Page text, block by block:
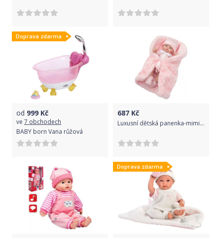
Doprava zdarma
od 999 Kč
ve 7 obchodech
BABY born Vana růžová
687 Kč
Luxusní dětská panenka-miminko Berbesa Anička 28cm, Růžová
Doprava zdarma